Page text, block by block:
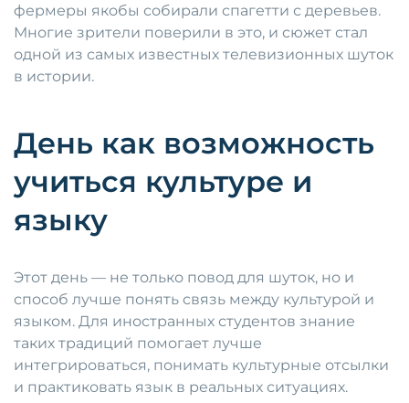
фермеры якобы собирали спагетти с деревьев.
Многие зрители поверили в это, и сюжет стал
одной из самых известных телевизионных шуток
в истории.
День как возможность
учиться культуре и
языку
Этот день — не только повод для шуток, но и
способ лучше понять связь между культурой и
языком. Для иностранных студентов знание
таких традиций помогает лучше
интегрироваться, понимать культурные отсылки
и практиковать язык в реальных ситуациях.